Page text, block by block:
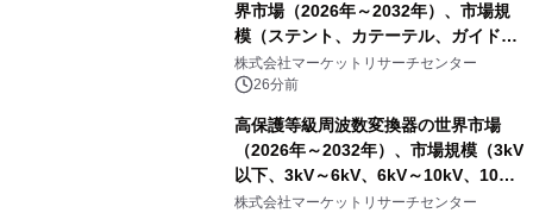
界市場（2026年～2032年）、市場規
模（ステント、カテーテル、ガイドワ
イヤー、シース、下大静脈フィルタ
ー、その他）・分析レポートを発表
株式会社マーケットリサーチセンター
26分前
高保護等級周波数変換器の世界市場
（2026年～2032年）、市場規模（3kV
以下、3kV～6kV、6kV～10kV、10kV
超）・分析レポートを発表
株式会社マーケットリサーチセンター